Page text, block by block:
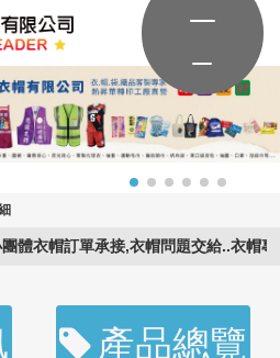
衣帽訂單承接,衣帽問題交給..衣帽專
產品總覽